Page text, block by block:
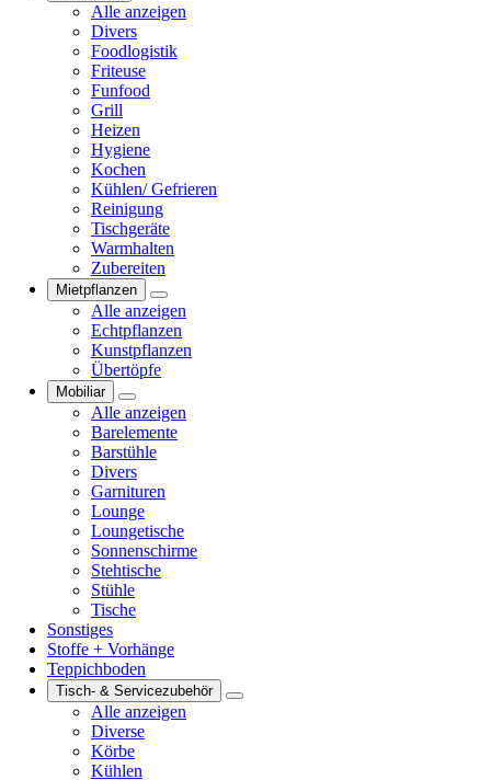
Alle anzeigen
Divers
Foodlogistik
Friteuse
Funfood
Grill
Heizen
Hygiene
Kochen
Kühlen/ Gefrieren
Reinigung
Tischgeräte
Warmhalten
Zubereiten
Mietpflanzen
Alle anzeigen
Echtpflanzen
Kunstpflanzen
Übertöpfe
Mobiliar
Alle anzeigen
Barelemente
Barstühle
Divers
Garnituren
Lounge
Loungetische
Sonnenschirme
Stehtische
Stühle
Tische
Sonstiges
Stoffe + Vorhänge
Teppichboden
Tisch- & Servicezubehör
Alle anzeigen
Diverse
Körbe
Kühlen